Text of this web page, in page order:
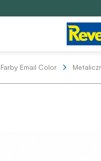
Farby Email Color